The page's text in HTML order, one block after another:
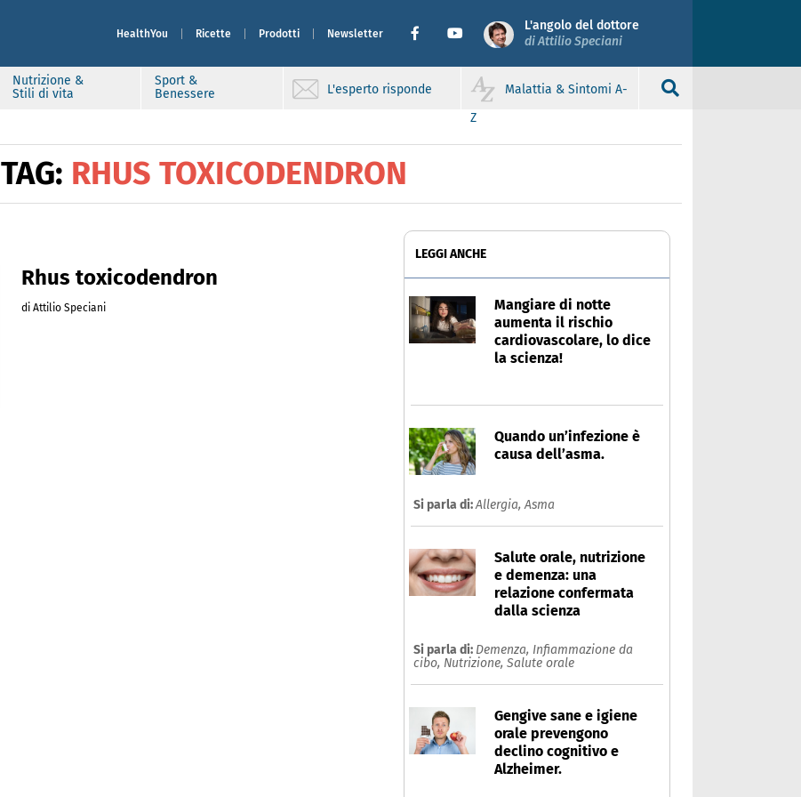
HealthYou Ricette Prodotti Newsletter
L'angolo del dottore
di Attilio Speciani
Nutrizione &
Stili di vita
Sport &
Benessere
L'esperto risponde
Malattia & Sintomi A-
Z
TAG: RHUS TOXICODENDRON
Rhus toxicodendron
di Attilio Speciani
LEGGI ANCHE
Mangiare di notte
aumenta il rischio
cardiovascolare, lo dice
la scienza!
Quando un’infezione è
causa dell’asma.
Si parla di:Allergia,Asma
Salute orale, nutrizione
e demenza: una
relazione confermata
dalla scienza
Si parla di: Demenza, Infiammazione da
cibo, Nutrizione, Salute orale
Gengive sane e igiene
orale prevengono
declino cognitivo e
Alzheimer.